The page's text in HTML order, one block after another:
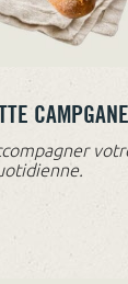
CAMPGANE